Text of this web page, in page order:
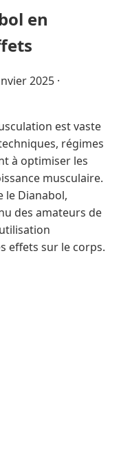
en
2025 ·
est vaste
régimes
à optimiser les
musculaire.
le Dianabol,
des amateurs de
effets sur le corps.